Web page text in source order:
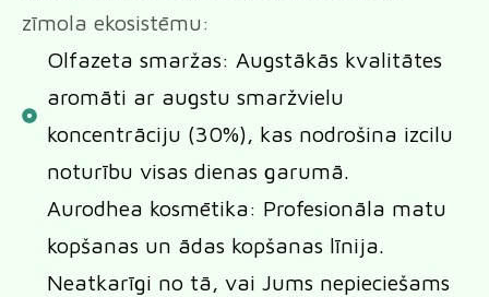
zīmola ekosistēmu:
Olfazeta smaržas: Augstākās kvalitātes
aromāti ar augstu smaržvielu
koncentrāciju (30%), kas nodrošina izcilu
noturību visas dienas garumā.
Aurodhea kosmētika: Profesionāla matu
kopšanas un ādas kopšanas līnija.
Neatkarīgi no tā, vai Jums nepieciešams